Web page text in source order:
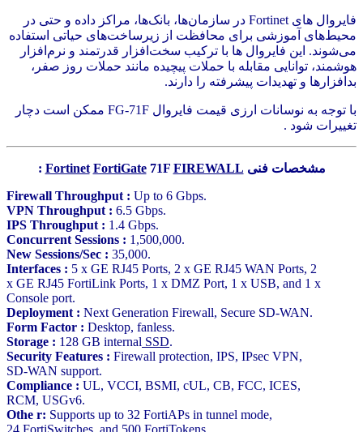
فایروال های Fortinet در سازمان‌ها، بانک‌ها، مراکز داده و حتی در
محیط‌های آموزشی برای محافظت از زیرساخت‌های حیاتی استفاده
می‌شوند. این فایروال ها با ترکیب سخت‌افزار قدرتمند و نرم‌افزار
هوشمند، توانایی مقابله با حملات پیچیده مانند حملات روز صفر،
بدافزارها و تهدیدات پیشرفته را دارند.
با توجه به نوسانات ارزی قیمت فایروال FG-71F ممکن است دچار
تغییرات شود .
مشخصات فنی Fortinet FortiGate71F FIREWALL
:
Firewall Throughput : Up to 6 Gbps.
VPN Throughput : 6.5 Gbps.
IPS Throughput : 1.4 Gbps.
Concurrent Sessions : 1,500,000.
New Sessions/Sec : 35,000.
Interfaces : 5 x GE RJ45 Ports, 2 x GE RJ45 WAN Ports, 2
x GE RJ45 FortiLink Ports, 1 x DMZ Port, 1 x USB, and 1 x
Console port.
Deployment : Next Generation Firewall, Secure SD-WAN.
Form Factor : Desktop, fanless.
Storage : 128 GB internal SSD.
Security Features : Firewall protection, IPS, IPsec VPN,
SD-WAN support.
Compliance : UL, VCCI, BSMI, cUL, CB, FCC, ICES,
RCM, USGv6.
Othe r: Supports up to 32 FortiAPs in tunnel mode,